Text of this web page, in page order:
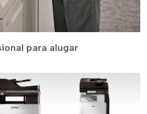
para alugar